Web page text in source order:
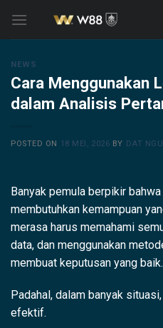
content
NEWS
Cara Menggunakan
dalam Analisis
POSTED ON 18 MEI, 2026 BY DAT
Banyak pemula berpikir
membutuhkan kemampuan
merasa harus memahami
data, dan menggunakan
membuat keputusan yang baik.
Padahal, dalam banyak
efektif.